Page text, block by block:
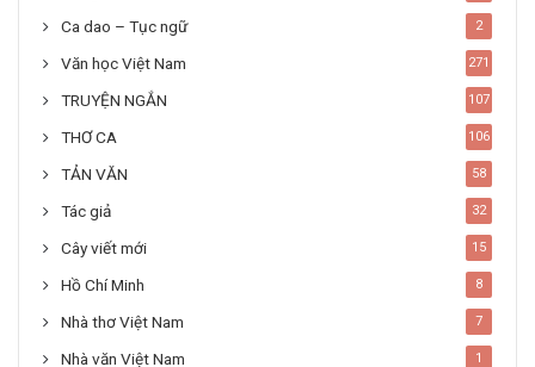
Ca dao – Tục ngữ 2
Văn học Việt Nam 271
TRUYỆN NGẮN 107
THƠ CA 106
TẢN VĂN 58
Tác giả 32
Cây viết mới 15
Hồ Chí Minh 8
Nhà thơ Việt Nam 7
Nhà văn Việt Nam 1